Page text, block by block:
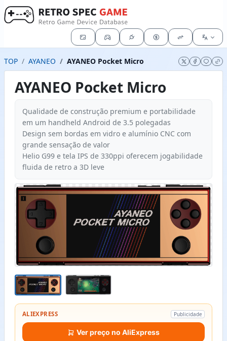
TOP AYANEO AYANEO Pocket Micro
AYANEO Pocket Micro
Qualidade de construção premium e portabilidade
em um handheld Android de 3.5 polegadas
Design sem bordas em vidro e alumínio CNC com
grande sensação de valor
Helio G99 e tela IPS de 330ppi oferecem jogabilidade
fluida de retro a 3D leve
ALIEXPRESS Publicidade
Ver preço no AliExpress